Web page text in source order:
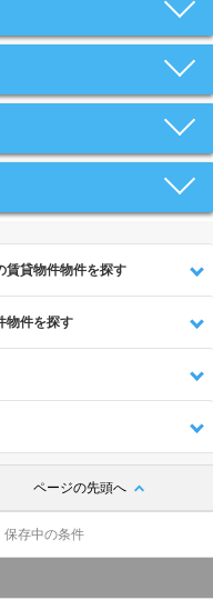
賃貸物件物件を探す
物件を探す
ページの先頭へ
保存中の条件